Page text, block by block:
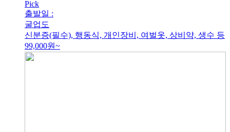
Pick
출발일 :
굴업도
신분증(필수), 행동식, 개인장비, 여벌옷, 상비약, 생수 등
99,000원~